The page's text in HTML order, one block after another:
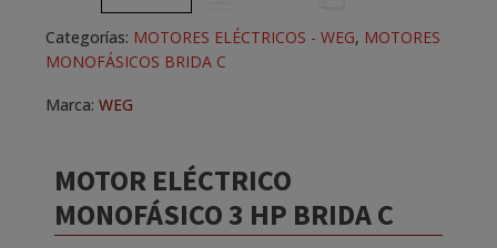
MOTOR ELÉCTRICO
MONOFÁSICO 3 HP BRIDA C
Categorías: MOTORES ELÉCTRICOS - WEG, MOTORES
MONOFÁSICOS BRIDA C
Marca: WEG